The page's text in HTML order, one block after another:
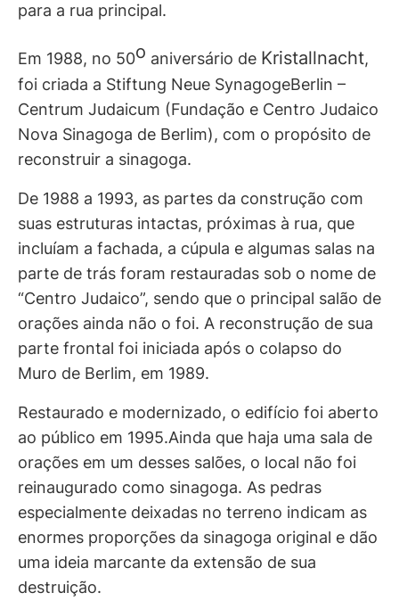
para a rua principal.
Em 1988, no 50o aniversário de Kristallnacht,
foi criada a Stiftung Neue SynagogeBerlin –
Centrum Judaicum (Fundação e Centro Judaico
Nova Sinagoga de Berlim), com o propósito de
reconstruir a sinagoga.
De 1988 a 1993, as partes da construção com
suas estruturas intactas, próximas à rua, que
incluíam a fachada, a cúpula e algumas salas na
parte de trás foram restauradas sob o nome de
“Centro Judaico”, sendo que o principal salão de
orações ainda não o foi. A reconstrução de sua
parte frontal foi iniciada após o colapso do
Muro de Berlim, em 1989.
Restaurado e modernizado, o edifício foi aberto
ao público em 1995.Ainda que haja uma sala de
orações em um desses salões, o local não foi
reinaugurado como sinagoga. As pedras
especialmente deixadas no terreno indicam as
enormes proporções da sinagoga original e dão
uma ideia marcante da extensão de sua
destruição.